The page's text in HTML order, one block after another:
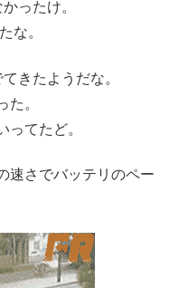
ったけ。
な。
きたようだな。
た。
ってたど。
速さでバッテリのペー